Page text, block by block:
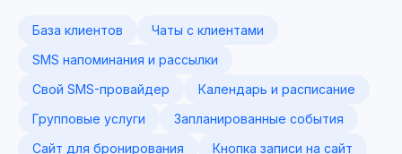
База клиентов
Чаты с клиентами
SMS напоминания и рассылки
Свой SMS-провайдер
Календарь и расписание
Групповые услуги
Запланированные события
Сайт для бронирования
Кнопка записи на сайт